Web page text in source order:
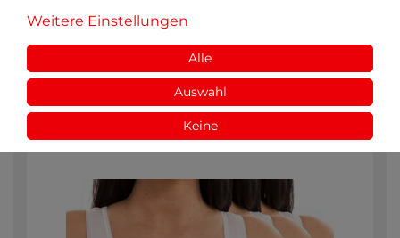
extralang aus 100% Bio-Baumwolle
100% Bio-Baumwolle
ab20,65 € *
Weitere Einstellungen
Alle
Auswahl
Keine